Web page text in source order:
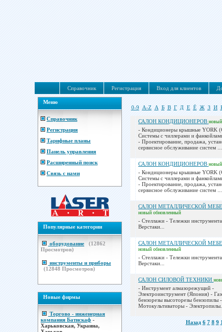
Справочник Регистрация Вход для клиентов
Меню
Справочник
Регистрация
Тарифные планы
Панель управления
Расширенный поиск
Связь с нами
Популярные категории
оборудование (12862
Просмотров)
инструменты и приборы
(12848 Просмотров)
Новые фирмы
Торгово - инженерная
компания Батискаф -
Харьковская, Украина,
0-9 A-Z А Б В Г Д Е Ё Ж З И
САЛОН КОНДИЦИОНЕРОВ новый
- Кондиционеры крышные
Системы с чиллерами и
- Проектирование, продажа,
сервисное обслуживание систем ...
САЛОН КОНДИЦИОНЕРОВ новый
- Кондиционеры крышные
Системы с чиллерами и
- Проектирование, продажа,
сервисное обслуживание систем ...
САЛОН МЕТАЛЛИЧЕСКОЙ
новый обновленный
- Стеллажи - Тележки
Верстаки...
САЛОН МЕТАЛЛИЧЕСКОЙ
новый обновленный
- Стеллажи - Тележки
Верстаки...
САЛОН СИЛОВОЙ ТЕХНИКИ
- Инструмент алмазорежущий -
Электроинструмент (Япония) -
бензорезы высоторезы бензопилы -
Мотокультиваторы -
Назад 6 7 8 9